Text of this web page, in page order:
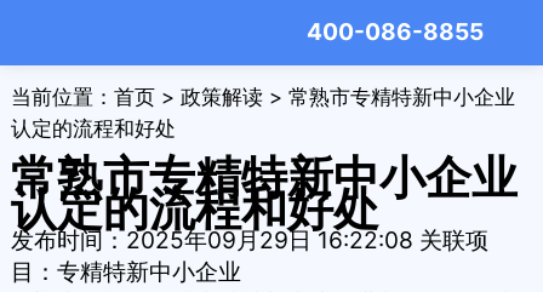
400-086-8855
当前位置： 首页> 政策解读> 常熟市专精特新中小企业
认定的流程和好处
常熟市专精特新中小企业
认定的流程和好处
发布时间：2025年09月29日 16:22:08 关联项
目： 专精特新中小企业